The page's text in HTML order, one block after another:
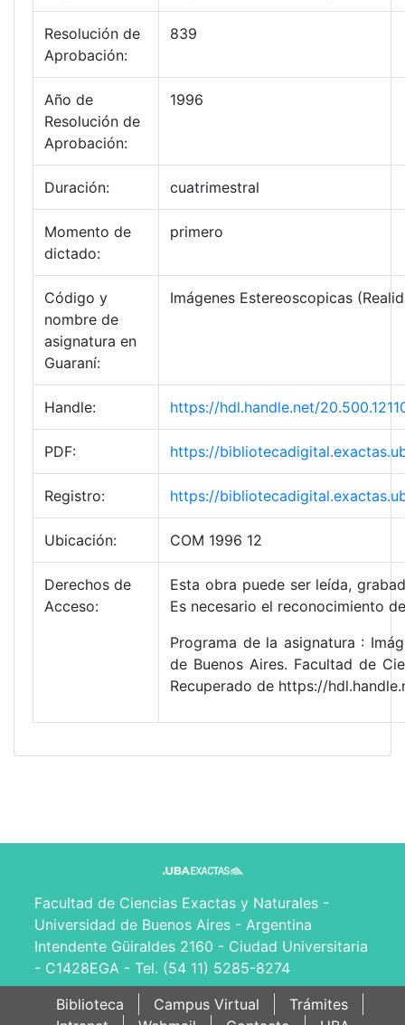
Resolución de
Aprobación:
839
Año de
Resolución de
Aprobación:
1996
Duración: cuatrimestral
Momento de
dictado:
primero
Código y
nombre de
asignatura en
Guaraní:
Imágenes Estereoscopicas
Handle: https://hdl.handle.net/
PDF: https://
Registro: https://
Ubicación: COM 1996 12
Derechos de
Acceso:
Esta obra puede ser leída,
Es necesario el reconocimiento
Programa de la asignatura :
de Buenos Aires. Facultad de
Recuperado de https://
Facultad de Ciencias Exactas y Naturales -
Universidad de Buenos Aires - Argentina
Intendente Güiraldes 2160 - Ciudad Universitaria
- C1428EGA - Tel. (54 11) 5285-8274
Biblioteca
Campus Virtual
Trámites